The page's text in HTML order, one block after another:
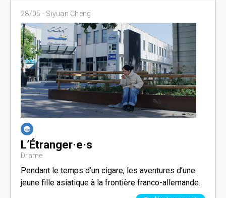
28/05 - Siyuan Cheng
L’Étranger·e·s
Drame
Pendant le temps d’un cigare, les aventures d’une
jeune fille asiatique à la frontière franco-allemande.